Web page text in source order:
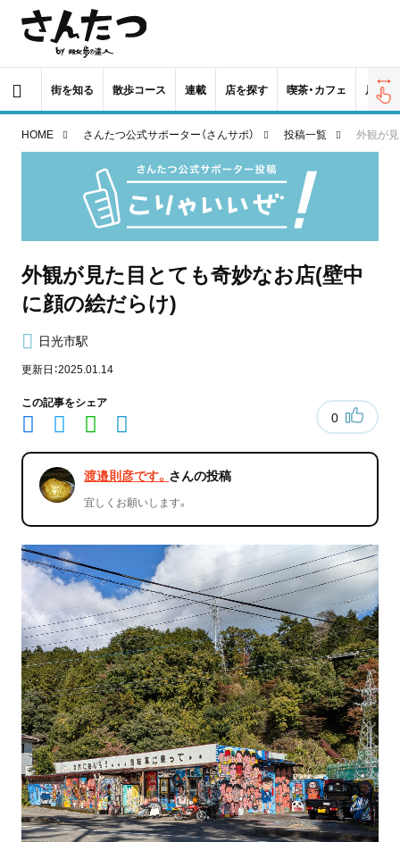
街を知る 散歩コース 連載 店を探す 喫茶・カフェ 居酒屋
HOME さんたつ公式サポーター（さんサポ） 投稿一覧 外観が
外観が見た目とても奇妙なお店(壁中
に顔の絵だらけ)
日光市駅
更新日：2025.01.14
この記事をシェア
0
渡邉則彦です。 さんの投稿
宜しくお願いします。